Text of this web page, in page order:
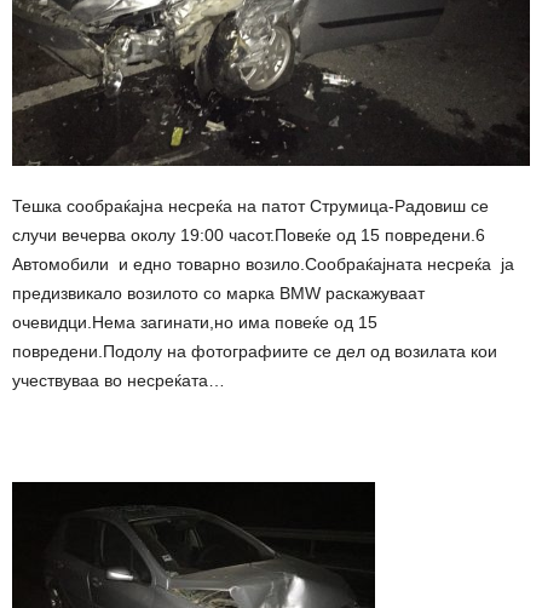
Тешка сообраќајна несреќа на патот Струмица-Радовиш се
случи вечерва околу 19:00 часот.Повеќе од 15 повредени.6
Автомобили и едно товарно возило.Сообраќајната несреќа ја
предизвикало возилото со марка BMW раскажуваат
очевидци.Нема загинати,но има повеќе од 15
повредени.Подолу на фотографиите се дел од возилата кои
учествуваа во несреќата…